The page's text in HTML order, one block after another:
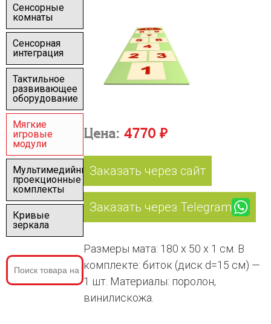
Сенсорные
комнаты
Сенсорная
интеграция
Тактильное
развивающее
оборудование
Мягкие
игровые
модули
Мультимедийные
проекционные
комплекты
Кривые
зеркала
Цена:4770 ₽
Заказать через сайт
Заказать через Telegram
Размеры мата: 180 x 50 x 1 см. В
комплекте: биток (диск d=15 cм) —
1 шт. Материалы: поролон,
винилискожа.